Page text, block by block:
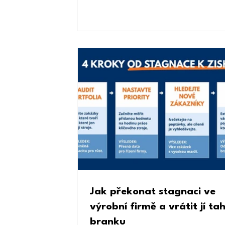
Jak překonat stagnaci ve
výrobní firmě a vrátit jí
branku